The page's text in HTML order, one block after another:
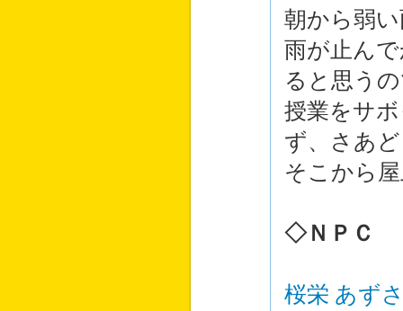
朝から弱
雨が止ん
ると思う
授業をサ
ず、さあ
そこから
◇ＮＰＣ
桜栄 あず